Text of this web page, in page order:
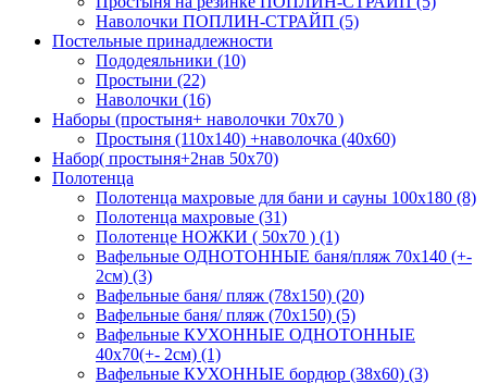
Наволочки ПОПЛИН-СТРАЙП (5)
Постельные принадлежности
Пододеяльники (10)
Простыни (22)
Наволочки (16)
Наборы (простыня+ наволочки 70х70 )
Простыня (110х140) +наволочка (40х60)
Набор( простыня+2нав 50х70)
Полотенца
Полотенца махровые для бани и сауны 100х180 (8)
Полотенца махровые (31)
Полотенце НОЖКИ ( 50х70 ) (1)
Вафельные ОДНОТОННЫЕ баня/пляж 70х140 (+-
2см) (3)
Вафельные баня/ пляж (78х150) (20)
Вафельные баня/ пляж (70х150) (5)
Вафельные КУХОННЫЕ ОДНОТОННЫЕ
40х70(+- 2см) (1)
Вафельные КУХОННЫЕ бордюр (38х60) (3)